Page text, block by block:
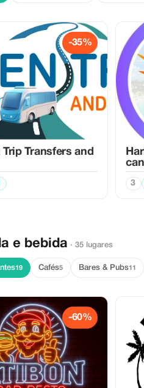
-35%
Trip Transfers and
3
e bebida · 35 lugares
19 Cafés5 Bares & Pubs11
-60%